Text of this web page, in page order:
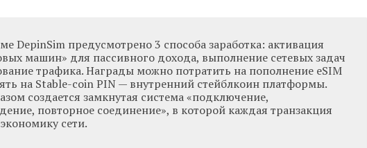
DepinSim предусмотрено 3 способа заработка: активация
машин» для пассивного дохода, выполнение сетевых задач
трафика. Награды можно потратить на пополнение eSIM
на Stable-coin PIN — внутренний стейблкоин платформы.
создается замкнутая система «подключение,
повторное соединение», в которой каждая транзакция
сети.